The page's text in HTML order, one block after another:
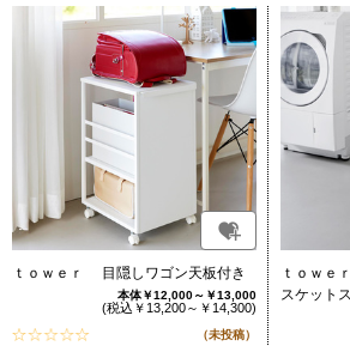
ｔｏｗｅｒ 目隠しワゴン天板付き
本体￥12,000～￥13,000
(税込￥13,200～￥14,300)
（未投稿）
ｔｏｗｅ
スケット